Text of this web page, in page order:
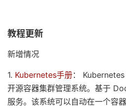
教程更新
新增情况
1. Kubernetes手册：
开源容器集群管理系统。基于
服务。该系统可以自动在一个容